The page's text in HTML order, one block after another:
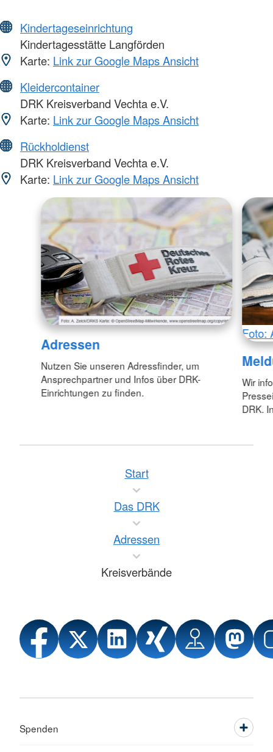
Kindertageseinrichtung
Kindertagesstätte Langförden
Karte: Link zur Google Maps Ansicht
Kleidercontainer
DRK Kreisverband Vechta e.V.
Karte: Link zur Google Maps Ansicht
Rückholdienst
DRK Kreisverband Vechta e.V.
Karte: Link zur Google Maps Ansicht
Adressen
Nutzen Sie unseren Adressfinder, um
Ansprechpartner und Infos über DRK-
Einrichtungen zu finden.
Foto:
Wir
DRK.
Start
Das DRK
Adressen
Kreisverbände
Spenden